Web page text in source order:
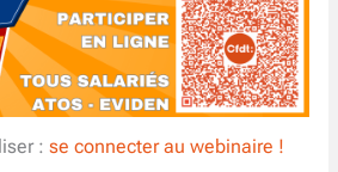
: se connecter au webinaire !